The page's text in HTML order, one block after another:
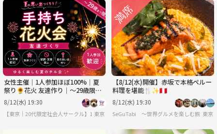
女性主催｜1人参加ほぼ100%｜夏
祭り🌻花火 友達作り｜〜29歳限
定 友達作り
8/12(水) 19:30
【東京｜20代限定社会人サークル】1人参加ほぼ100％｜少人数ゆる交流会
東京
【8/12(水)開催】赤坂で本格ペルー
料理を堪能🍴✨🇵🇪
8/12(水) 19:30
SeGuTabi 〜世界グルメを楽しむ旅 in東京